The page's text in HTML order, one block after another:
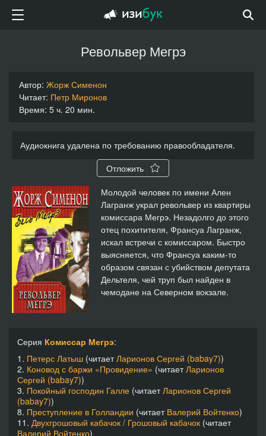
Револьвер Мегрэ
Автор: Жорж Сименон
Читает: Петр Миронов
Время: 5 ч. 20 мин.
Аудиокнига удалена по требованию правообладателя.
Отложить
Молодой человек по имени Ален
Лагранж украл револьвер из квартиры
комиссара Мегрэ. Незадолго до этого
отец похитителя, Франсуа Лагранж,
искал встречи с комиссаром. Быстро
выясняется, что Франсуа каким-то
образом связан с убийством депутата
Дельтеля, чей труп был найден в
чемодане на Северном вокзале.
Серия Комиссар Мегрэ:
1. Петерс Латыш (читаетЛарионов Сергей (babay7))
2. Коновод с баржи «Провидение» (читаетЛарионов
Сергей (babay7))
3. Покойный господин Галле (читаетЛарионов Сергей
(babay7))
8. Преступление в Голландии (читает Валерий Войтенко)
11. Двухгрошовый кабачок / Грошовый кабачок (читает
Валерий Войтенко)